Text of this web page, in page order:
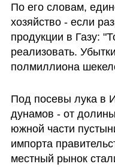
По его словам,
хозяйство - если
продукции в Газу:
реализовать.
полмиллиона
Под посевы лука в
дунамов - от
южной части
импорта
местный рынок